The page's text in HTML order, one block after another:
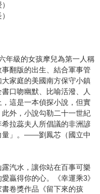
年級的女孩摩兒為第一人稱
翻版的出生、結合軍事管
家庭的美國南方保守小鎮
口吻幽默、比喻活潑、人
這是一本偵探小說，但實
外，小說勾勒二十一世紀
拉蕊夫人所倡議的非洲諺
量」。——劉鳳芯（國立中
汽水，讓你站在百事可樂
贏得你的心。《幸運乘3》
卷獎作品《留下來的孩